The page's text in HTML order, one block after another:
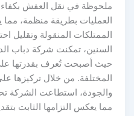
ملحوظة في نقل العفش بكفاءة
العمليات بطريقة منظمة،
الممتلكات المنقولة وتقليل
السنين، تمكنت شركة دباب
حيث أصبحت تُعرف بقدرتها على
المختلفة. من خلال تركيزها على
والجودة، استطاعت الشركة
مما يعكس التزامها الثابت